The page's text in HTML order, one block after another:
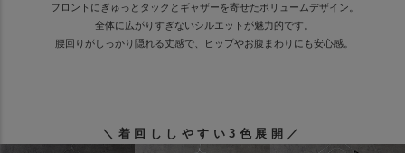
フロントにぎゅっとタックとギャザーを寄せたボリュームデザイン。
全体に広がりすぎないシルエットが魅力的です。
腰回りがしっかり隠れる丈感で、ヒップやお腹まわりにも安心感。
＼着回ししやすい3色展開／